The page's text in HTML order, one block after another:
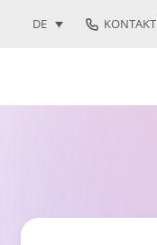
DE KONTAKT